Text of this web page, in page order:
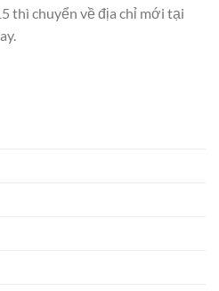
thì chuyển về địa chỉ mới tại